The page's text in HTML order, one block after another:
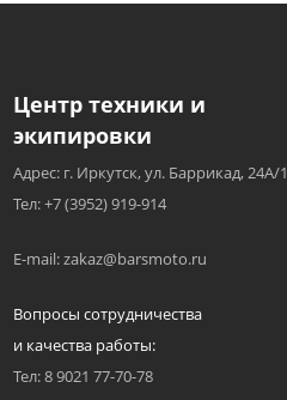
Центр техники и
экипировки
Адрес: г. Иркутск, ул. Баррикад, 24А/1
Тел: +7 (3952) 919-914
E-mail: zakaz@barsmoto.ru
Вопросы сотрудничества
и качества работы:
Тел: 8 9021 77-70-78